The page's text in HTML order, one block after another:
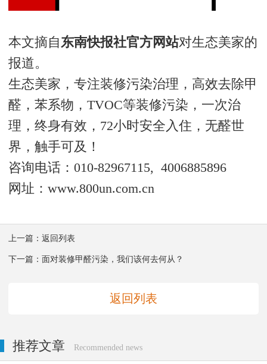
本文摘自东南快报社官方网站对生态美家的
报道。
生态美家，专注装修污染治理，高效去除甲
醛，苯系物，TVOC等装修污染，一次治
理，终身有效，72小时安全入住，无醛世
界，触手可及！
咨询电话：010-82967115, 4006885896
网址：www.800un.com.cn
上一篇： 返回列表
下一篇： 面对装修甲醛污染，我们该何去何从？
返回列表
推荐文章 Recommended news